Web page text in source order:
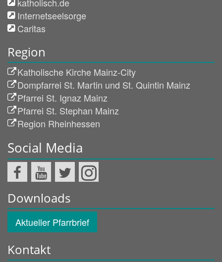
Internetseelsorge
Caritas
Region
Katholische Kirche Mainz-City
Dompfarrei St. Martin und St. Quintin Mainz
Pfarrei St. Ignaz Mainz
Pfarrei St. Stephan Mainz
Region Rheinhessen
Social Media
Downloads
Aktueller Pfarrbrief
Kontakt